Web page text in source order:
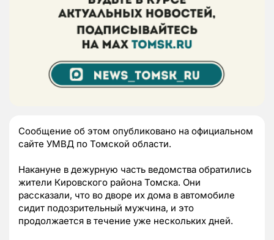
Сообщение об этом опубликовано на официальном
сайте УМВД по Томской области.
Накануне в дежурную часть ведомства обратились
жители Кировского района Томска. Они
рассказали, что во дворе их дома в автомобиле
сидит подозрительный мужчина, и это
продолжается в течение уже нескольких дней.